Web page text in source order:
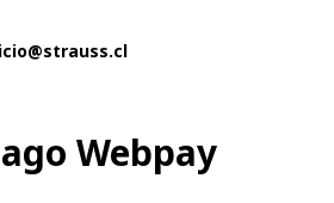
Webpay